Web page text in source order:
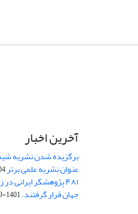
آخرین اخبار
برگزیده شدن نشریه
عنوان نشریه علمی برتر
۴۸۱ پژوهشگر
جهان قرار گرفتند.1401-09-07